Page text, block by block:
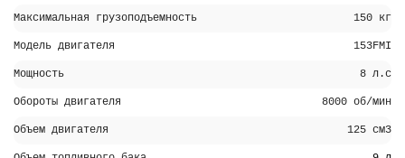
Максимальная грузоподъемность 150 кг
Модель двигателя 153FMI
Мощность 8 л.с
Обороты двигателя 8000 об/мин
Объем двигателя 125 см3